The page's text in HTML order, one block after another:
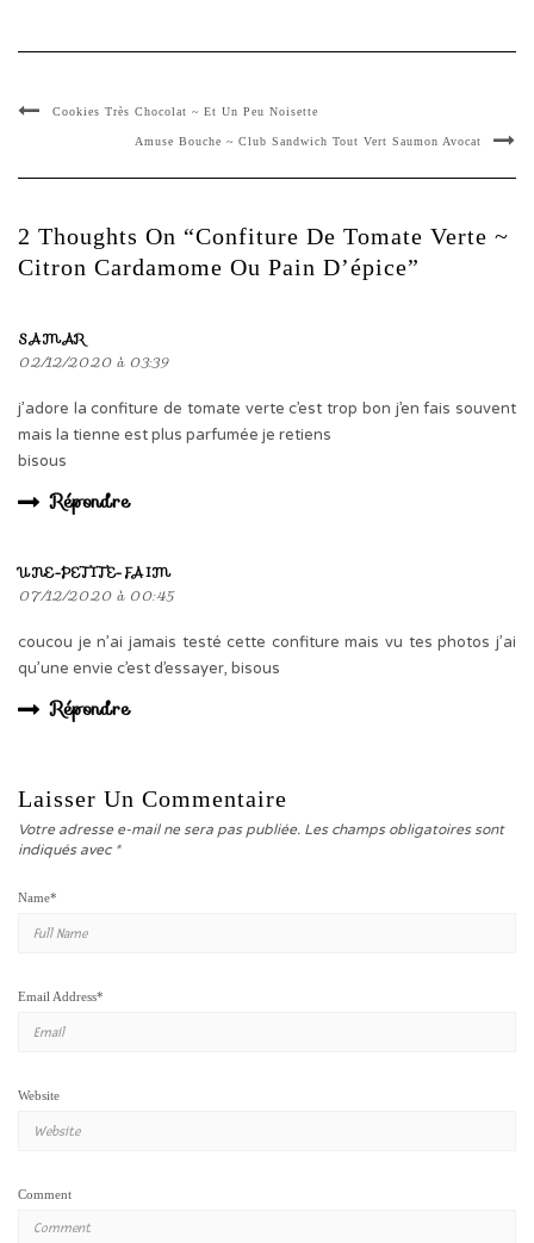
Cookies Très Chocolat ~ Et Un Peu Noisette
Amuse Bouche ~ Club Sandwich Tout Vert Saumon Avocat
2 Thoughts On “Confiture De Tomate Verte ~
Citron Cardamome Ou Pain D’épice”
SAMAR
02/12/2020 à 03:39
j’adore la confiture de tomate verte c’est trop bon j’en fais souvent
mais la tienne est plus parfumée je retiens
bisous
Répondre
UNE-PETITE-FAIM
07/12/2020 à 00:45
coucou je n’ai jamais testé cette confiture mais vu tes photos j’ai
qu’une envie c’est d’essayer, bisous
Répondre
Laisser Un Commentaire
Votre adresse e-mail ne sera pas publiée. Les champs obligatoires sont
indiqués avec *
Name*
Email Address*
Website
Comment